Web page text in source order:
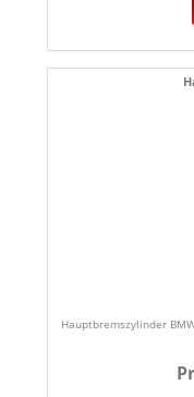
Hauptbremszylinder